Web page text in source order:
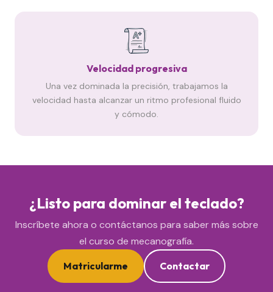
Velocidad progresiva
Una vez dominada la precisión, trabajamos la
velocidad hasta alcanzar un ritmo profesional fluido
y cómodo.
¿Listo para dominar el teclado?
Inscríbete ahora o contáctanos para saber más sobre
el curso de mecanografía.
Matricularme Contactar